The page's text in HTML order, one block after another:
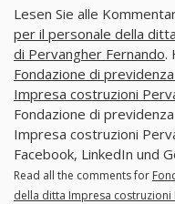
Lesen Sie alle
per il personale della
di Pervangher Fernando.
Fondazione di
Impresa costruzioni
Fondazione di
Impresa costruzioni
Facebook, LinkedIn und
Read all the comments for
della ditta Impresa costruzioni